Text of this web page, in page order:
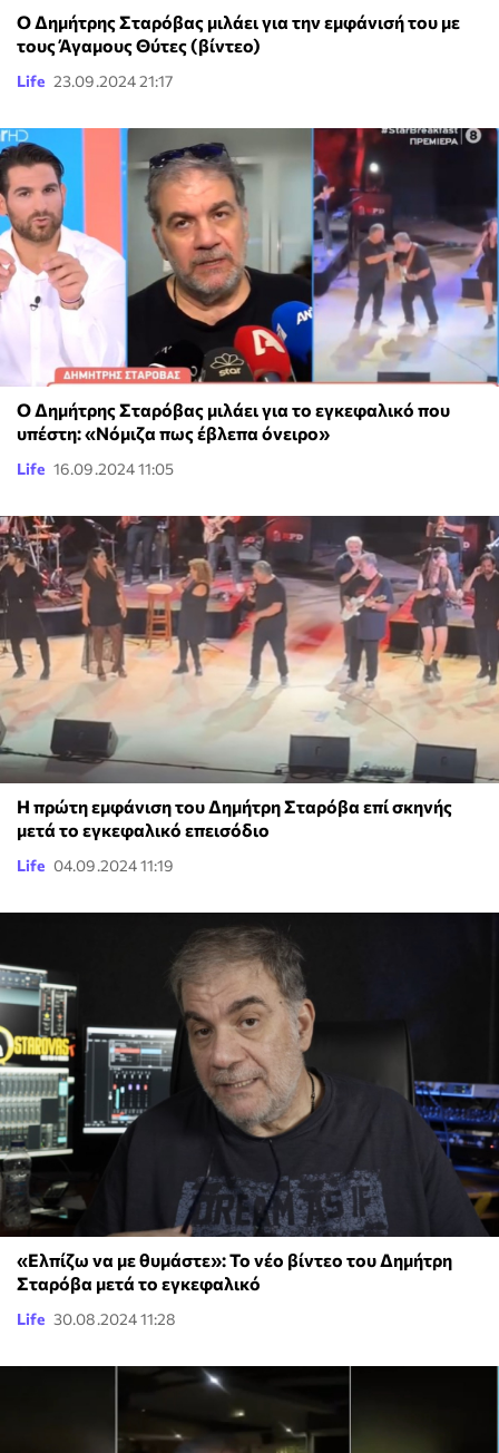
Ο Δημήτρης Σταρόβας μιλάει για την εμφάνισή του με
τους Άγαμους Θύτες (βίντεο)
Life 23.09.2024 21:17
Ο Δημήτρης Σταρόβας μιλάει για το εγκεφαλικό που
υπέστη: «Νόμιζα πως έβλεπα όνειρo»
Life 16.09.2024 11:05
Η πρώτη εμφάνιση του Δημήτρη Σταρόβα επί σκηνής
μετά το εγκεφαλικό επεισόδιο
Life 04.09.2024 11:19
«Ελπίζω να με θυμάστε»: Το νέο βίντεο του Δημήτρη
Σταρόβα μετά το εγκεφαλικό
Life 30.08.2024 11:28